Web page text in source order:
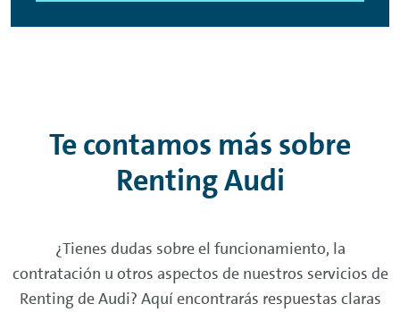
Te contamos más sobre
RentingAudi
¿Tienes dudas sobre el funcionamiento, la
contratación u otros aspectos de nuestros servicios de
Renting de Audi? Aquí encontrarás respuestas claras